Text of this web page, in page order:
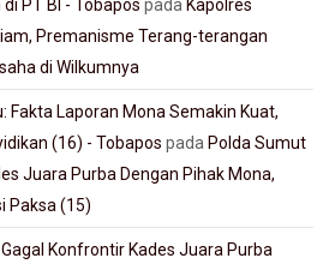
PT BI - Tobapos pada Kapolres
Premanisme Terang-terangan
di Wilkumnya
Fakta Laporan Mona Semakin Kuat,
(16) - Tobapos pada Polda Sumut
Juara Purba Dengan Pihak Mona,
Paksa (15)
Konfrontir Kades Juara Purba